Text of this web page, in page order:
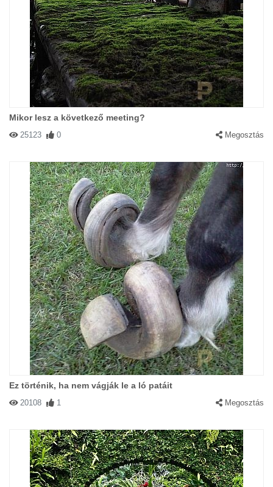
Mikor lesz a következő meeting?
25123 0 Megosztás
Ez történik, ha nem vágják le a ló patáit
20108 1 Megosztás